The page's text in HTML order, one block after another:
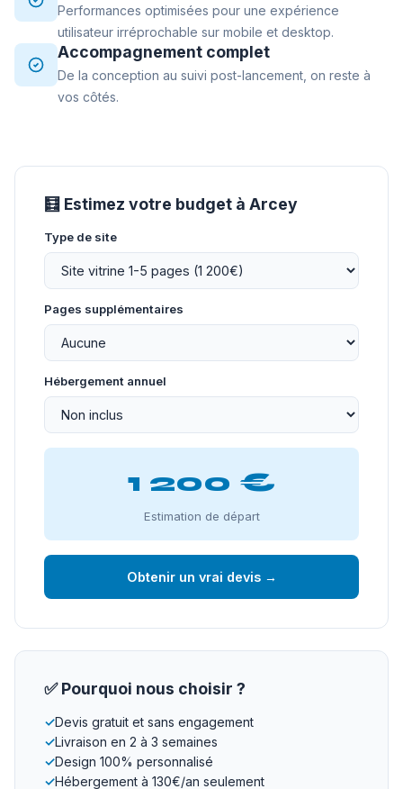
Performances optimisées pour une expérience
utilisateur irréprochable sur mobile et desktop.
Accompagnement complet
De la conception au suivi post-lancement, on reste à
vos côtés.
🧮 Estimez votre budget à Arcey
Type de site
Pages supplémentaires
Hébergement annuel
1 200 €
Estimation de départ
Obtenir un vrai devis →
✅ Pourquoi nous choisir ?
✓Devis gratuit et sans engagement
✓Livraison en 2 à 3 semaines
✓Design 100% personnalisé
✓Hébergement à 130€/an seulement